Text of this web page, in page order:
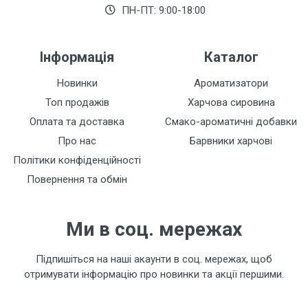
Залишити відгукПН-ПТ: 9:00-18:00
Інформація
Новинки
Топ продажів
Оплата та доставка
Про нас
Політики конфіденційності
Повернення та обмін
Каталог
Ароматизатори
Харчова сировина
Смако-ароматичні добавки
Барвники харчові
Ми в соц. мережах
Підпишіться на наші акаунти в соц. мережах, щоб
отримувати інформацію про новинки та акції першими.